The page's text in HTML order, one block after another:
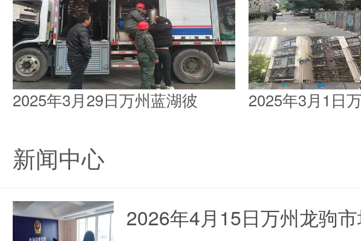
2025年3月29日万州蓝湖彼 2025年3月1日
新闻中心
2026年4月15日万州龙驹